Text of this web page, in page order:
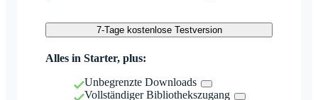
7-Tage kostenlose Testversion
Alles in Starter, plus:
Unbegrenzte Downloads
Vollständiger Bibliothekszugang